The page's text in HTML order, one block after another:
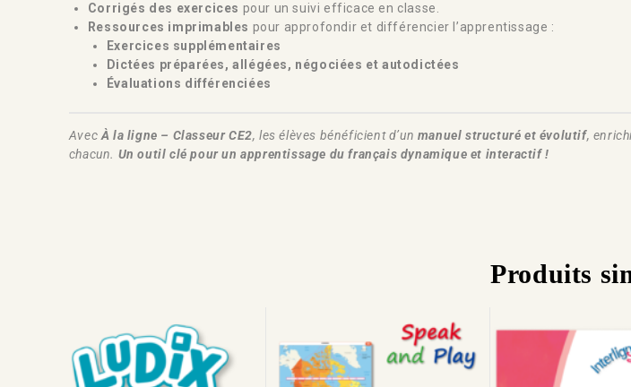
Corrigés des exercices pour un suivi efficace en classe.
Ressources imprimables pour approfondir et différencier l’apprentissage :
Exercices supplémentaires
Dictées préparées, allégées, négociées et autodictées
Évaluations différenciées
Avec À la ligne – Classeur CE2, les élèves bénéficient d’un manuel structuré et évolutif,
chacun. Un outil clé pour un apprentissage du français dynamique et interactif !
Produits